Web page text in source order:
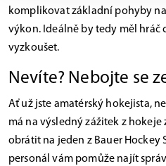
komplikovat základní pohyby
výkon. Ideálně by tedy měl hráč
vyzkoušet.
Nevíte? Nebojte se
Ať už jste amatérský hokejista,
má na výsledný zážitek z
obrátit na jeden z Bauer Hockey
personál vám pomůže najít